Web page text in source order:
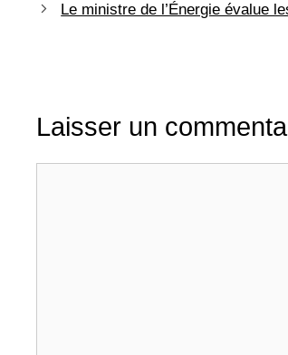
Le ministre de l’Énergie évalue
Laisser un